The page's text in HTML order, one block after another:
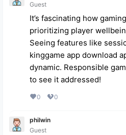
Guest
It’s fascinating how
prioritizing player
Seeing features like
kinggame app download
dynamic. Responsible
to see it addressed!
0 0
philwin
Guest